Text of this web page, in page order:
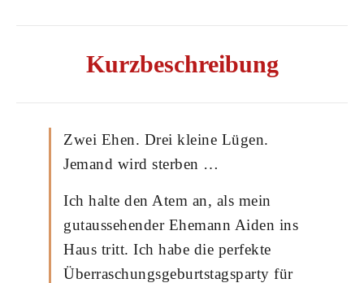
Kurzbeschreibung
Zwei Ehen. Drei kleine Lügen.
Jemand wird sterben …
Ich halte den Atem an, als mein
gutaussehender Ehemann Aiden ins
Haus tritt. Ich habe die perfekte
Überraschungsgeburtstagsparty für